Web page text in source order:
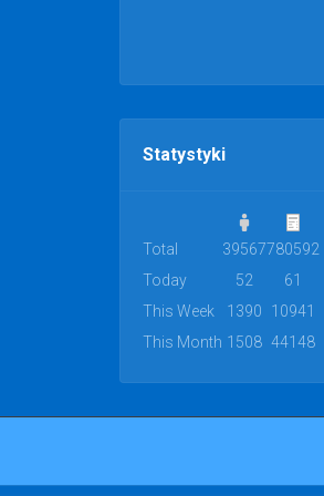
Statystyki
Total 39567780592
Today
52
61
This Week
1390
10941
This Month 1508 44148